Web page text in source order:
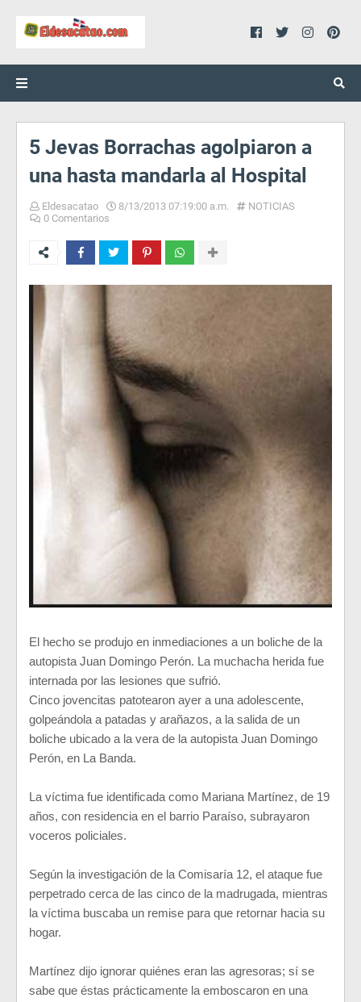
5 Jevas Borrachas agolpiaron a
una hasta mandarla al Hospital
Eldesacatao 8/13/2013 07:19:00 a.m.
NOTICIAS
0 Comentarios
El hecho se produjo en inmediaciones a un boliche de la
autopista Juan Domingo Perón. La muchacha herida fue
internada por las lesiones que sufrió.
Cinco jovencitas patotearon ayer a una adolescente,
golpeándola a patadas y arañazos, a la salida de un
boliche ubicado a la vera de la autopista Juan Domingo
Perón, en La Banda.
La víctima fue identificada como Mariana Martínez, de 19
años, con residencia en el barrio Paraíso, subrayaron
voceros policiales.
Según la investigación de la Comisaría 12, el ataque fue
perpetrado cerca de las cinco de la madrugada, mientras
la víctima buscaba un remise para que retornar hacia su
hogar.
Martínez dijo ignorar quiénes eran las agresoras; sí se
sabe que éstas prácticamente la emboscaron en una